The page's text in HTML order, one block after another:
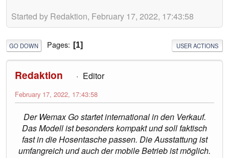
Started by Redaktion, February 17, 2022, 17:43:58
GO DOWN Pages 1 USER ACTIONS
Redaktion Editor
February 17, 2022, 17:43:58
Der Wemax Go startet international in den Verkauf.
Das Modell ist besonders kompakt und soll faktisch
fast in die Hosentasche passen. Die Ausstattung ist
umfangreich und auch der mobile Betrieb ist möglich.